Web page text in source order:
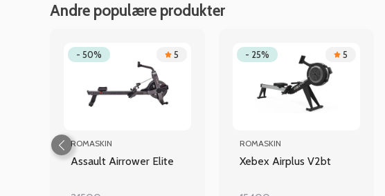
Andre populære produkter
- 50% 5
ROMASKIN
Assault Airrower Elite
- 25% 5
ROMASKIN
Xebex Airplus V2bt